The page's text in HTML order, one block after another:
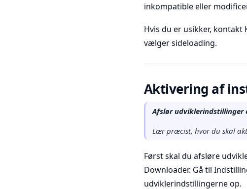
inkompatible eller
Hvis du er usikker,
vælger sideloading.
Aktivering af
Afslør udviklerindstillinger
Lær præcist, hvor du skal
Først skal du afsløre
Downloader. Gå til
udviklerindstillingerne op.